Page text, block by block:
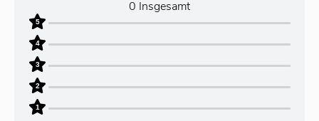
0 Insgesamt
5
4
3
2
1